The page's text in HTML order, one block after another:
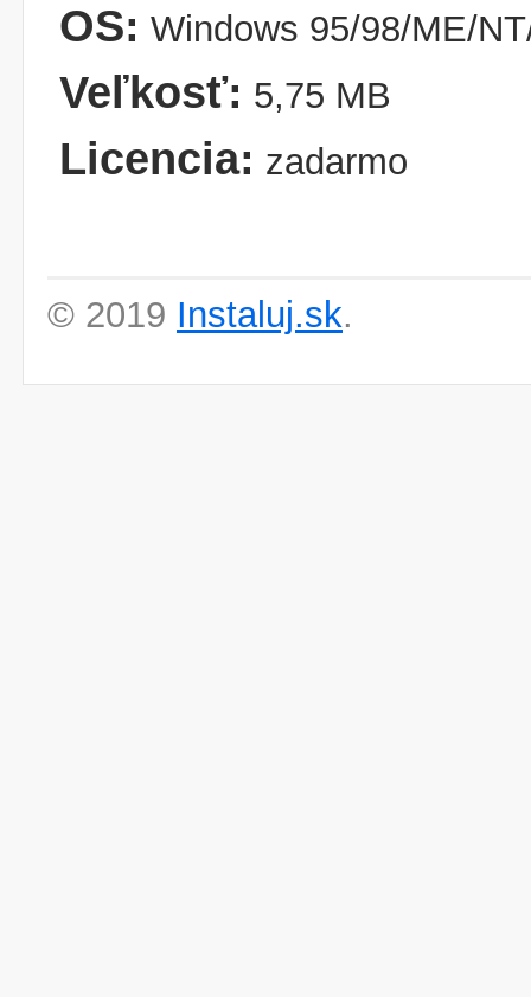
OS: Windows 95/98/ME/
Veľkosť: 5,75 MB
Licencia: zadarmo
© 2019 Instaluj.sk.